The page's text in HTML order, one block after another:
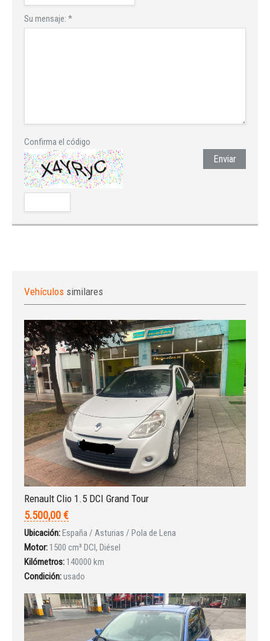
Iniciar sesión
INICIAR SESIÓN
¿Ha olvidado la contraseña?
Su mensaje: *
Confirma el código
Enviar
Vehículos similares
Renault Clio 1.5 DCI Grand Tour
5.500,00 €
Ubicación:España / Asturias / Pola de Lena
Motor: 1500 cm³ DCI, Diésel
Kilómetros: 140000 km
Condición:usado